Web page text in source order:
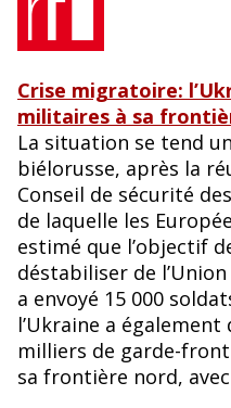
Crise migratoire:
militaires à sa
La situation se tend
biélorusse, après la
Conseil de sécurité
de laquelle les
estimé que l’objectif
déstabiliser de
a envoyé 15 000
l’Ukraine a
milliers de garde-
sa frontière nord,